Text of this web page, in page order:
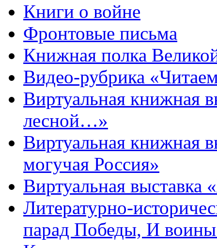
Книги о войне
Фронтовые письма
Книжная полка
Видео-рубрика
Виртуальная книжная
лесной…»
Виртуальная книжная
могучая Россия»
Виртуальная
Литературно-
парад Победы, И